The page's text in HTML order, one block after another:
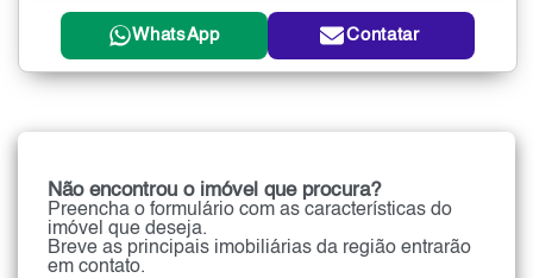
WhatsApp Contatar
Não encontrou o imóvel que procura?
Preencha o formulário com as características do
imóvel que deseja.
Breve as principais imobiliárias da região entrarão
em contato.